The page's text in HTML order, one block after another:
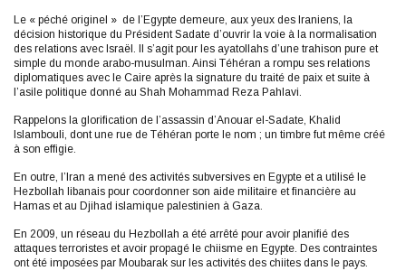
Le « péché originel » de l’Egypte demeure, aux yeux des Iraniens, la
décision historique du Président Sadate d’ouvrir la voie à la normalisation
des relations avec Israël. Il s’agit pour les ayatollahs d’une trahison pure et
simple du monde arabo-musulman. Ainsi Téhéran a rompu ses relations
diplomatiques avec le Caire après la signature du traité de paix et suite à
l’asile politique donné au Shah Mohammad Reza Pahlavi.
Rappelons la glorification de l’assassin d’Anouar el-Sadate, Khalid
Islambouli, dont une rue de Téhéran porte le nom ; un timbre fut même créé
à son effigie.
En outre, l’Iran a mené des activités subversives en Egypte et a utilisé le
Hezbollah libanais pour coordonner son aide militaire et financière au
Hamas et au Djihad islamique palestinien à Gaza.
En 2009, un réseau du Hezbollah a été arrêté pour avoir planifié des
attaques terroristes et avoir propagé le chiisme en Egypte. Des contraintes
ont été imposées par Moubarak sur les activités des chiites dans le pays.